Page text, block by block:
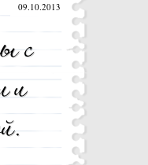
09.10.2013